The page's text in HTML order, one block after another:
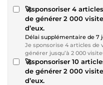
🚀sponsoriser 4
de générer 2 000
d’eux.
Délai supplémentaire de 7
Je sponsorise 4 articles de
générer jusqu’à 2 000
🚀sponsoriser 10
de générer 2 000
d’eux.